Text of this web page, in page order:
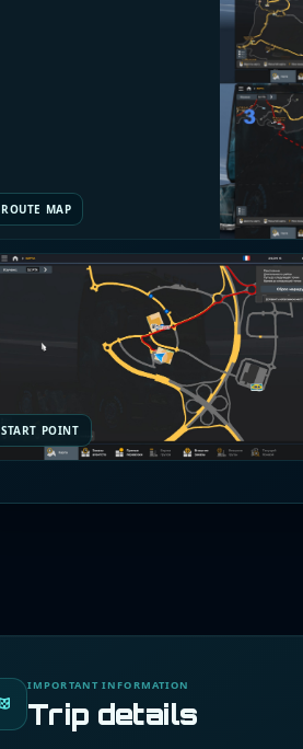
ROUTE MAP
START POINT
IMPORTANT INFORMATION
Trip details